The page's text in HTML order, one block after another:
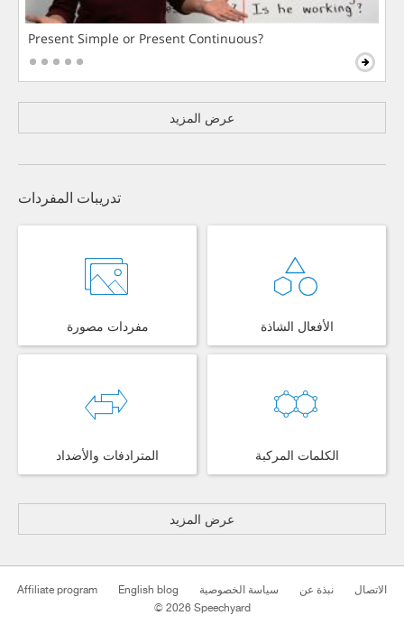
Present Simple or Present Continuous?
عرض المزيد
تدريبات المفردات
مفردات مصورة الأفعال الشاذة
المترادفات والأضداد الكلمات المركبة
عرض المزيد
Affiliate program English blog سياسة الخصوصية نبذة عن
الاتصال
© 2026 Speechyard